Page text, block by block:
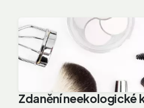
Zdanění neekologické